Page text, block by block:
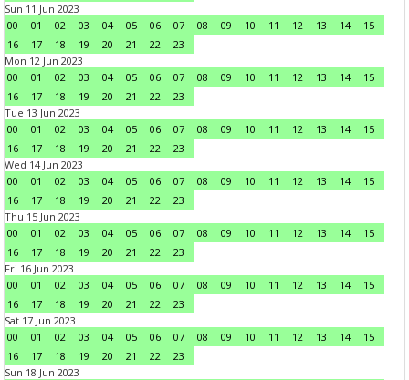
Sun 11 Jun 2023
00
01 02 03 04 05 06 07 08 09 10 11 12 13 14
15
16
17 18 19 20 21 22
23
Mon 12 Jun 2023
00
01 02 03 04 05 06 07 08 09 10 11 12 13 14
15
16
17 18 19 20 21 22
23
Tue 13 Jun 2023
00
01 02 03 04 05 06 07 08 09 10 11 12 13 14
15
16
17 18 19 20 21 22
23
Wed 14 Jun 2023
00
01 02 03 04 05 06 07 08 09 10 11 12 13 14
15
16
17 18 19 20 21 22
23
Thu 15 Jun 2023
00
01 02 03 04 05 06 07 08 09 10 11 12 13 14
15
16
17 18 19 20 21 22
23
Fri 16 Jun 2023
00
01 02 03 04 05 06 07 08 09 10 11 12 13 14
15
16
17 18 19 20 21 22
23
Sat 17 Jun 2023
00
01 02 03 04 05 06 07 08 09 10 11 12 13 14
15
16
17 18 19 20 21 22
23
Sun 18 Jun 2023